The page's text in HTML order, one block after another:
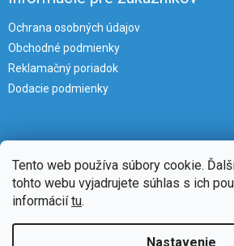
Tento web používa súbory cookie.
tohto webu vyjadrujete súhlas s ich
informáciítu.
Nastavenie
Ochrana osobných údajov
Obchodné podmienky
Reklamačný poriadok
Dodacie podmienky